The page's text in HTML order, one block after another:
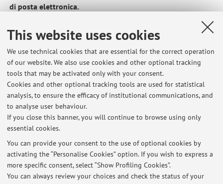
This website uses cookies
We use technical cookies that are essential for the correct operation
of our website. We also use cookies and other optional tracking
tools that may be activated only with your consent.
Cookies and other optional tracking tools are used for statistical
analysis, to ensure the efficacy of institutional communications, and
to analyse user behaviour.
If you close this banner, you will continue to browse using only
essential cookies.
You can provide your consent to the use of optional cookies by
activating the “Personalise Cookies” option. If you wish to express a
more specific consent, select “Show Profiling Cookies”.
You can always review your choices and check the status of your
di posta elettronica.
Qualora lo studente sia impossibilitato a far uso del proprio
indirizzo istituzionale, nel testo dell'e-mail dovrà motivare
adeguatamente le speciali ragioni che causano tale
circostanza. Dovrà inoltre indicare propri puntuali dati
anagrafici (nome e cognome, matricola).
Published on: October 01 2011
Latest news
Messaggi e-mail indirizzati al docente